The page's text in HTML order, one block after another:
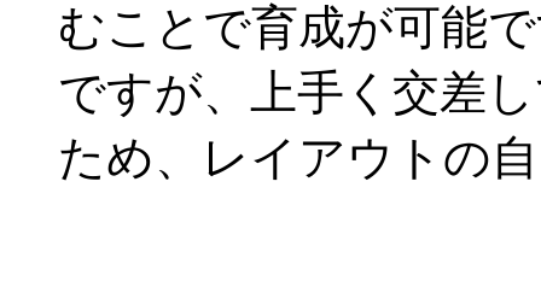
むことで育成が可能
ですが、上手く交差
ため、レイアウトの